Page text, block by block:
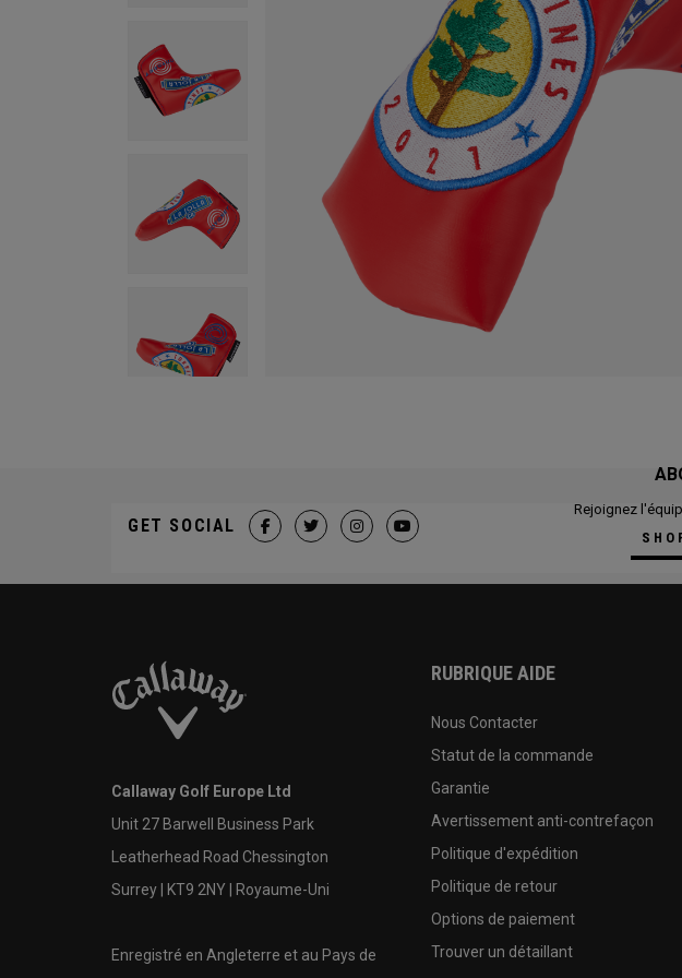
Rejoignez
GET SOCIAL
Callaway Golf Europe Ltd
Unit 27 Barwell Business Park
Leatherhead Road Chessington
Surrey | KT9 2NY | Royaume-Uni
Enregistré en Angleterre et au Pays de
RUBRIQUE AIDE
Nous Contacter
Statut de la commande
Garantie
Avertissement anti-contrefaçon
Politique d'expédition
Politique de retour
Options de paiement
Trouver un détaillant